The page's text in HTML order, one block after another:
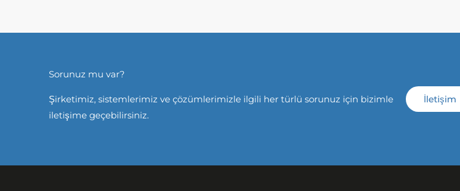
Sorunuz mu var?
Şirketimiz, sistemlerimiz ve çözümlerimizle ilgili her türlü sorunuz için bizimle
iletişime geçebilirsiniz.
İletişim